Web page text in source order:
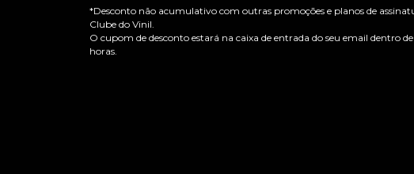
*Desconto não acumulativo com outras promoções e planos de
Clube do Vinil.
O cupom de desconto estará na caixa de entrada do seu email dentro
horas.